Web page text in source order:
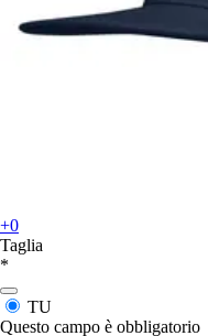
+0
Taglia
*
TU
Questo campo è obbligatorio